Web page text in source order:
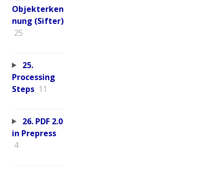
Objekterken
nung (Sifter)
25
25.
Processing
Steps 11
26. PDF 2.0
in Prepress
4